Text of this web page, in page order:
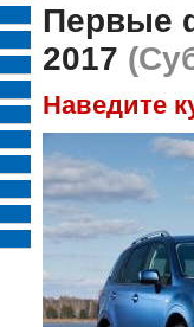
Первые
2017
Наведите